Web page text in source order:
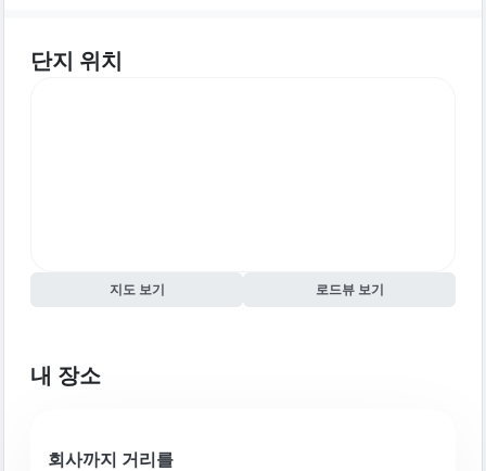
단지 위치
지도 보기 로드뷰 보기
내 장소
회사까지 거리를